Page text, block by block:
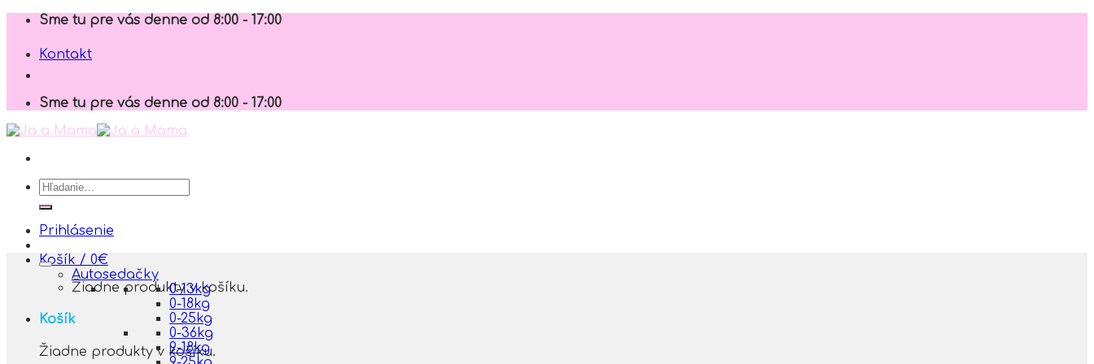
Skip
content
Sme tu pre vás denne od 8:00 - 17:00
Kontakt
Sme tu pre vás denne od 8:00 - 17:00
Hľadať:
Prihlásenie
Košík / 0€
Žiadne produkty v košíku.
Košík
Žiadne produkty v košíku.
Autosedačky
0-13kg
0-18kg
0-25kg
0-36kg
9-18kg